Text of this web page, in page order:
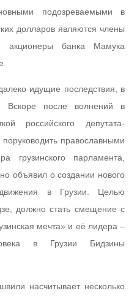
подозреваемыми в
долларов являются члены
акционеры банка Мамука
идущие последствия, в
Вскоре после волнений в
российского депутата-
православными
грузинского парламента,
объявил о создании нового
движения в Грузии. Целью
должно стать смещение с
мечта» и её лидера –
в Грузии Бидзины
насчитывает несколько